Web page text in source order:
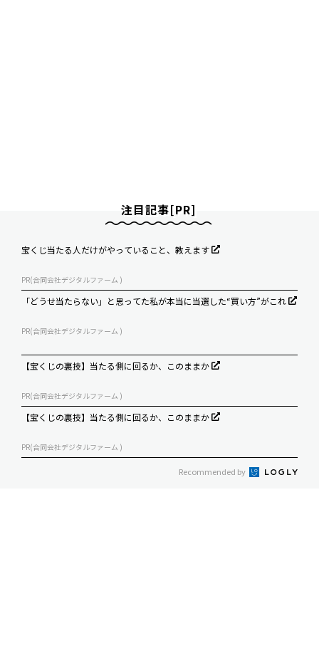
注目記事[PR]
宝くじ当たる人だけがやっていること、教えます
PR(合同会社デジタルファーム )
「どうせ当たらない」と思ってた私が本当に当選した“買い方”がこれ
PR(合同会社デジタルファーム )
【宝くじの裏技】当たる側に回るか、このままか
PR(合同会社デジタルファーム )
【宝くじの裏技】当たる側に回るか、このままか
PR(合同会社デジタルファーム )
Recommended by